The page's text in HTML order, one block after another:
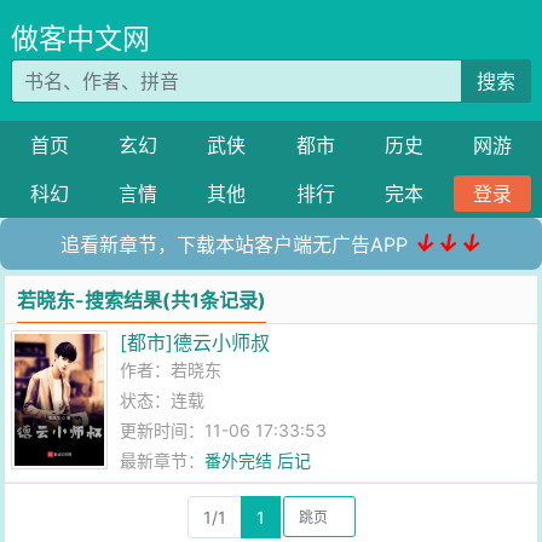
做客中文网
搜索
首页 玄幻 武侠 都市 历史
网游
科幻
言情 其他 排行 完本 登录
追看新章节，下载本站客户端无广告APP ↓↓↓
若晓东-搜索结果(共1条记录)
[都市]德云小师叔
作者：若晓东
状态：连载
更新时间：11-06 17:33:53
最新章节：番外完结 后记
1/1 1